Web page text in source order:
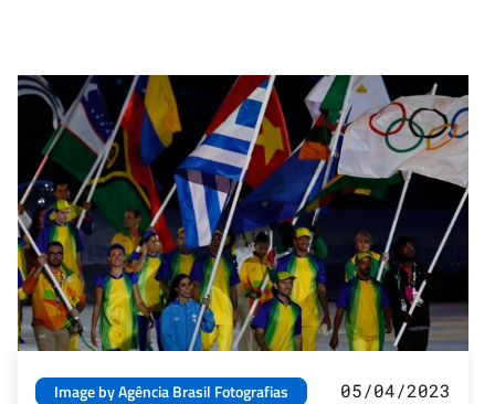
Image by Agência Brasil Fotografias 05/04/2023